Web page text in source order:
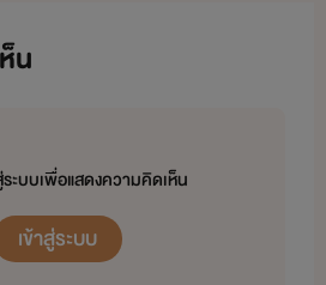
น
ะบบเพื่อแสดงความคิดเห็น
เข้าสู่ระบบ